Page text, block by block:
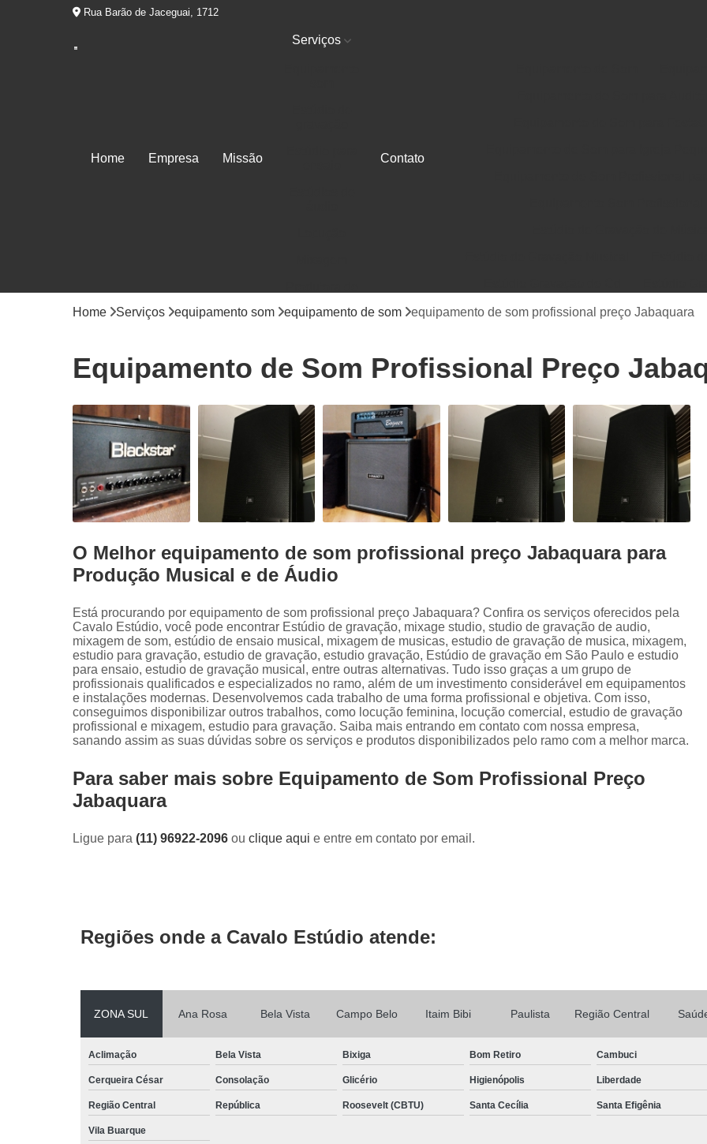
Rua Barão de Jaceguai, 1712
Home Empresa Missão
Serviços
Contato
Gravação de Cd em Estúdio
Gravação
Trilhas Sonoras para Filmes em Estudio
Estúdio de Ensaio Musical
Estúdio de
Estúdio Ensaio de Musicas
Estúdio
Estúdio para Ensaio de Bandas
Estúdio para Ensaio Musical
Estúdios para Ensaios Musicais
Sala de Ensaio Musical
Edição de
Estúdio de Audiobook
Estudio
Fazer Audiobook
Fazer Podcast
Gravação de áudio
Gravação de Audiobook
Gravadora áudio
Gravar Audiobook
Locução de Rádio
Locução em Off
Locução para Propaganda
Mixagem de
Home Serviços equipamento som equipamento de som equipamento de som profissional preço Jabaquara
Equipamento de Som Profissional Preço
O Melhor equipamento de som profissional preço Jabaquara para
Produção Musical e de Áudio
Está procurando por equipamento de som profissional preço Jabaquara? Confira os serviços oferecidos pela
Cavalo Estúdio, você pode encontrar Estúdio de gravação, mixage studio, studio de gravação de audio,
mixagem de som, estúdio de ensaio musical, mixagem de musicas, estudio de gravação de musica, mixagem,
estudio para gravação, estudio de gravação, estudio gravação, Estúdio de gravação em São Paulo e estudio
para ensaio, estudio de gravação musical, entre outras alternativas. Tudo isso graças a um grupo de
profissionais qualificados e especializados no ramo, além de um investimento considerável em equipamentos
e instalações modernas. Desenvolvemos cada trabalho de uma forma profissional e objetiva. Com isso,
conseguimos disponibilizar outros trabalhos, como locução feminina, locução comercial, estudio de gravação
profissional e mixagem, estudio para gravação. Saiba mais entrando em contato com nossa empresa,
sanando assim as suas dúvidas sobre os serviços e produtos disponibilizados pelo ramo com a melhor marca.
Para saber mais sobre Equipamento de Som Profissional Preço
Jabaquara
Ligue para (11) 96922-2096 ou clique aqui e entre em contato por email.
Regiões onde a Cavalo Estúdio atende:
ZONA SUL Ana Rosa Bela Vista Campo Belo Itaim Bibi Paulista Região Central
Aclimação Bela Vista Bixiga Bom Retiro Cambuci
Cerqueira César Consolação Glicério Higienópolis Liberdade
Região Central República Roosevelt (CBTU) Santa Cecília Santa Efigênia
Vila Buarque